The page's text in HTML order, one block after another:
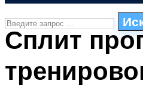
СТИЛИ ПЛАВАНЬЯ
ПЛАВАНЬЕ ДЛЯ ДЕТЕЙ
Сплит